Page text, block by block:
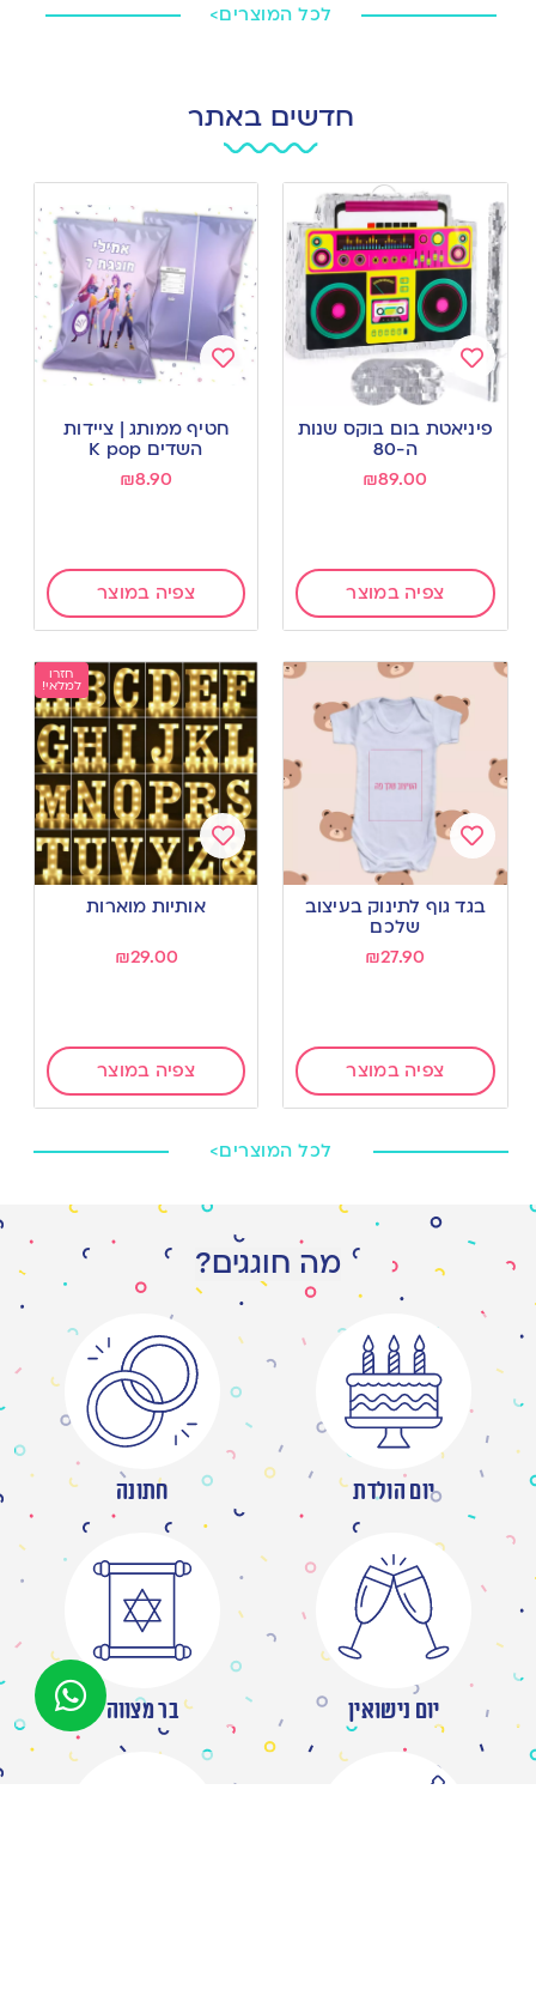
לכל המוצרים>
חדשים באתר
Add
to
wishlist
פיניאטת בום בוקס שנות
ה-80
₪89.00
צפיה במוצר
wishlist
חטיף ממותג | ציידות
השדים K pop
₪8.90
צפיה במוצר
to
wishlist
בגד גוף לתינוק בעיצוב
שלכם
₪27.90
צפיה במוצר
חזרו
למלאי!
Add
wishlist
אותיות מוארות
₪29.00
צפיה במוצר
לכל המוצרים>
מה חוגגים?
יום הולדת חתונה
יום נישואין בר מצווה